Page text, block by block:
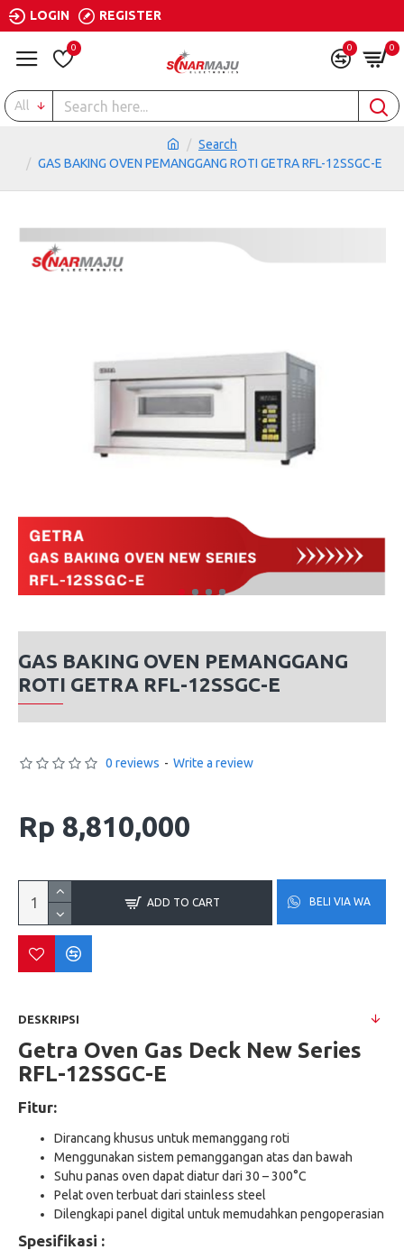
LOGIN REGISTER
0 0 0
All
Search
GAS BAKING OVEN PEMANGGANG ROTI GETRA RFL-12SSGC-E
GAS BAKING OVEN PEMANGGANG
ROTI GETRA RFL-12SSGC-E
0 reviews - Write a review
Rp 8,810,000
ADD TO CART BELI VIA WA
DESKRIPSI
Getra Oven Gas Deck New Series
RFL-12SSGC-E
Fitur:
Dirancang khusus untuk memanggang roti
Menggunakan sistem pemanggangan atas dan bawah
Suhu panas oven dapat diatur dari 30 – 300°C
Pelat oven terbuat dari stainless steel
Dilengkapi panel digital untuk memudahkan pengoperasian
Spesifikasi :